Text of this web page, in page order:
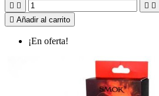
   
 Añadir al carrito
¡En oferta!